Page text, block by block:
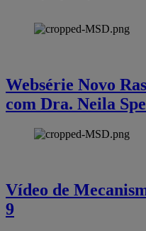
Websérie Novo
com Dra. Neila
Vídeo de
9